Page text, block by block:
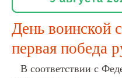
День воинской
первая победа
В соответствии с